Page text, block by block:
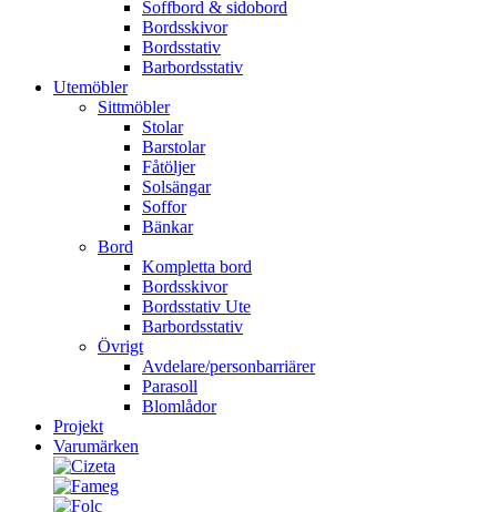
Soffbord & sidobord
Bordsskivor
Bordsstativ
Barbordsstativ
Utemöbler
Sittmöbler
Stolar
Barstolar
Fåtöljer
Solsängar
Soffor
Bänkar
Bord
Kompletta bord
Bordsskivor
Bordsstativ Ute
Barbordsstativ
Övrigt
Avdelare/personbarriärer
Parasoll
Blomlådor
Projekt
Varumärken